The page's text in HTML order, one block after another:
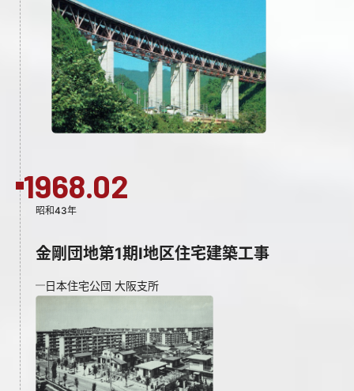
1968.02
昭和43年
金剛団地第1期I地区住宅建築工事
日本住宅公団 大阪支所